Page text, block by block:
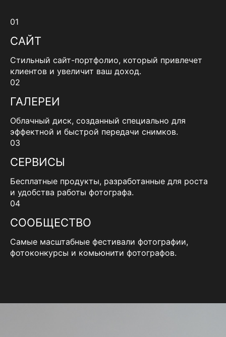
01
САЙТ
Стильный сайт-портфолио, который привлечет
клиентов и увеличит ваш доход.
02
ГАЛЕРЕИ
Облачный диск, созданный специально для
эффектной и быстрой передачи снимков.
03
СЕРВИСЫ
Бесплатные продукты, разработанные для роста
и удобства работы фотографа.
04
СООБЩЕСТВО
Самые масштабные фестивали фотографии,
фотоконкурсы и комьюнити фотографов.